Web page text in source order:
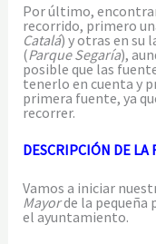
Por último,
recorrido, primero
Catalá) y otras en su
(Parque Segaría),
posible que las
tenerlo en cuenta y
primera fuente, ya
recorrer.
DESCRIPCIÓN DE LA
Vamos a iniciar
Mayorde la pequeña
el ayuntamiento.